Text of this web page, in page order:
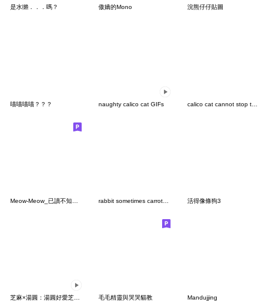
是水獺．．．嗎？ 傲嬌的Mono 浣熊仔仔貼圖
喵喵喵喵？？？ naughty calico cat GIFs calico cat cannot stop the loneliness
活得像條狗3
芝麻×湯圓：湯圓好愛芝麻篇 毛毛精靈與哭哭貓教 Mandujjing